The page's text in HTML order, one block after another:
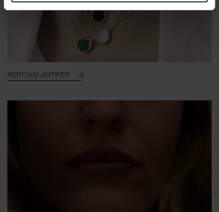
REPOSSI ANTIFER